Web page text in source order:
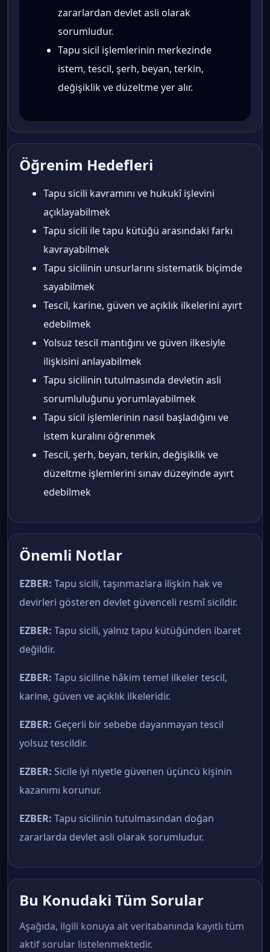
zararlardan devlet asli olarak
sorumludur.
Tapu sicil işlemlerinin merkezinde
istem, tescil, şerh, beyan, terkin,
değişiklik ve düzeltme yer alır.
Öğrenim Hedefleri
Tapu sicili kavramını ve hukukî işlevini
açıklayabilmek
Tapu sicili ile tapu kütüğü arasındaki farkı
kavrayabilmek
Tapu sicilinin unsurlarını sistematik biçimde
sayabilmek
Tescil, karine, güven ve açıklık ilkelerini ayırt
edebilmek
Yolsuz tescil mantığını ve güven ilkesiyle
ilişkisini anlayabilmek
Tapu sicilinin tutulmasında devletin asli
sorumluluğunu yorumlayabilmek
Tapu sicil işlemlerinin nasıl başladığını ve
istem kuralını öğrenmek
Tescil, şerh, beyan, terkin, değişiklik ve
düzeltme işlemlerini sınav düzeyinde ayırt
edebilmek
Önemli Notlar
EZBER: Tapu sicili, taşınmazlara ilişkin hak ve
devirleri gösteren devlet güvenceli resmî sicildir.
EZBER: Tapu sicili, yalnız tapu kütüğünden ibaret
değildir.
EZBER: Tapu siciline hâkim temel ilkeler tescil,
karine, güven ve açıklık ilkeleridir.
EZBER: Geçerli bir sebebe dayanmayan tescil
yolsuz tescildir.
EZBER: Sicile iyi niyetle güvenen üçüncü kişinin
kazanımı korunur.
EZBER: Tapu sicilinin tutulmasından doğan
zararlarda devlet asli olarak sorumludur.
Bu Konudaki Tüm Sorular
Aşağıda, ilgili konuya ait veritabanında kayıtlı tüm
aktif sorular listelenmektedir.